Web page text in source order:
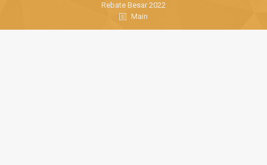
Rebate Besar 2022
Main